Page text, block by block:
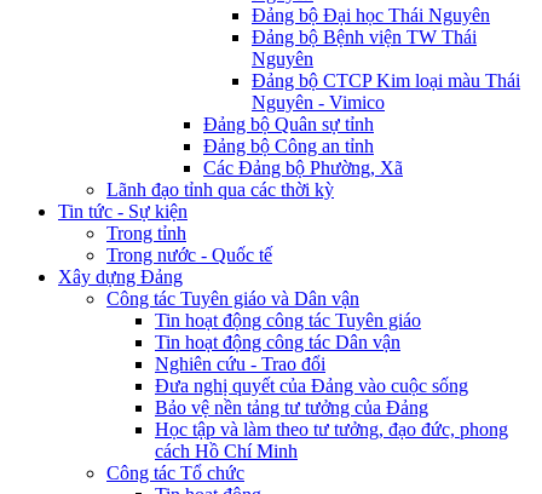
Đảng bộ Đại học Thái Nguyên
Đảng bộ Bệnh viện TW Thái
Nguyên
Đảng bộ CTCP Kim loại màu Thái
Nguyên - Vimico
Đảng bộ Quân sự tỉnh
Đảng bộ Công an tỉnh
Các Đảng bộ Phường, Xã
Lãnh đạo tỉnh qua các thời kỳ
Tin tức - Sự kiện
Trong tỉnh
Trong nước - Quốc tế
Xây dựng Đảng
Công tác Tuyên giáo và Dân vận
Tin hoạt động công tác Tuyên giáo
Tin hoạt động công tác Dân vận
Nghiên cứu - Trao đổi
Đưa nghị quyết của Đảng vào cuộc sống
Bảo vệ nền tảng tư tưởng của Đảng
Học tập và làm theo tư tưởng, đạo đức, phong
cách Hồ Chí Minh
Công tác Tổ chức